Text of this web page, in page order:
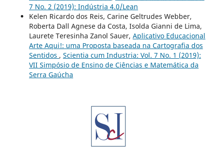
7 No. 2 (2019): Indústria 4.0/Lean
Kelen Ricardo dos Reis, Carine Geltrudes Webber,
Roberta Dall Agnese da Costa, Isolda Gianni de Lima,
Laurete Teresinha Zanol Sauer, Aplicativo Educacional
Arte Aqui!: uma Proposta baseada na Cartografia dos
Sentidos , Scientia cum Industria: Vol. 7 No. 1 (2019):
VII Simpósio de Ensino de Ciências e Matemática da
Serra Gaúcha